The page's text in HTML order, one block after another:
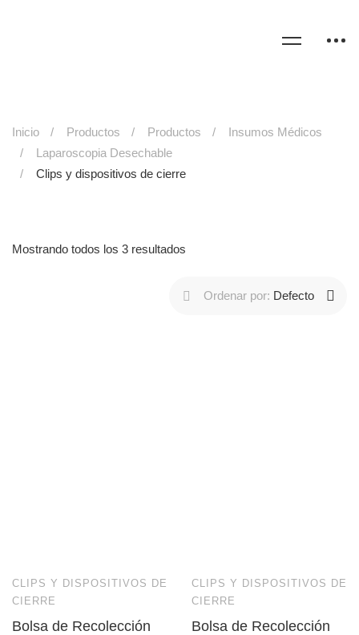
Inicio Productos Productos
Insumos Médicos
Laparoscopia Desechable
Clips y dispositivos de cierre
Mostrando todos los 3 resultados
Ordenar por: Defecto
CLIPS Y DISPOSITIVOS DE
CIERRE
Bolsa de Recolección
CLIPS Y DISPOSITIVOS DE
CIERRE
Bolsa de Recolección